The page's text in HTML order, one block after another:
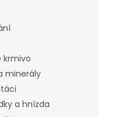
krmivo
minerály
a hnízda